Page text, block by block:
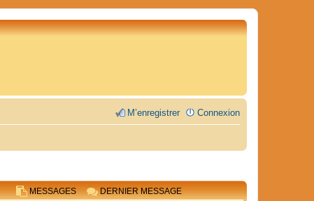
Connexion
M’enregistrer
MESSAGES DERNIER MESSAGE